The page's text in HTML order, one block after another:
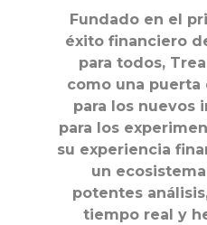
Fundado en el
éxito financiero
para todos,
como una
para los nuevos
para los
su experiencia
un
potentes
tiempo real y